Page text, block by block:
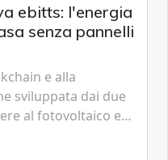
ebitts: l'energia
senza pannelli
e alla
sviluppata dai due
al fotovoltaico e
diretti in bolletta,